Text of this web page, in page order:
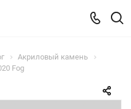
Акриловый камень
Fog